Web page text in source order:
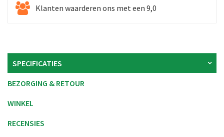
Klanten waarderen ons met een 9,0
SPECIFICATIES
BEZORGING & RETOUR
WINKEL
RECENSIES